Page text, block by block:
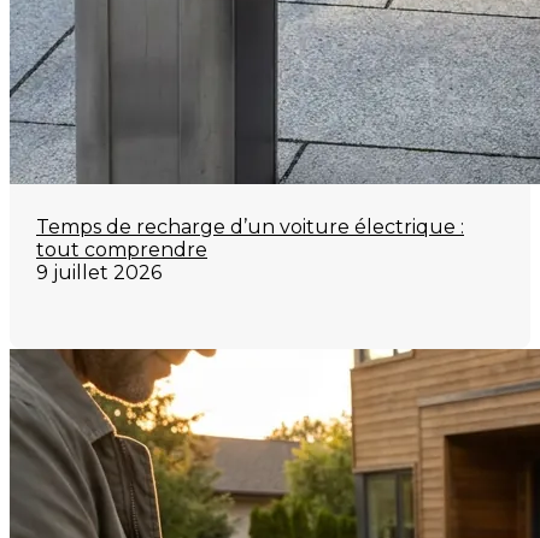
Temps de recharge d’un voiture électrique :
tout comprendre
9 juillet 2026